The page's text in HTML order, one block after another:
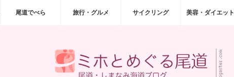
尾道でべら 旅行・グルメ サイクリング 美容・ダイエット